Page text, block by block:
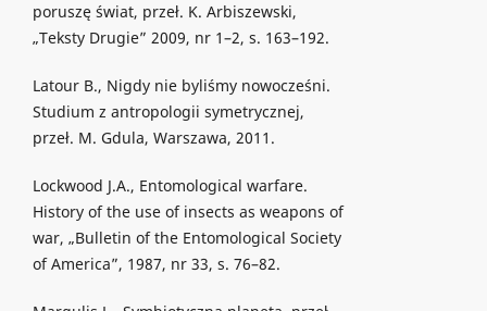
poruszę świat, przeł. K. Arbiszewski,
„Teksty Drugie” 2009, nr 1–2, s. 163–192.
Latour B., Nigdy nie byliśmy nowocześni.
Studium z antropologii symetrycznej,
przeł. M. Gdula, Warszawa, 2011.
Lockwood J.A., Entomological warfare.
History of the use of insects as weapons of
war, „Bulletin of the Entomological Society
of America”, 1987, nr 33, s. 76–82.